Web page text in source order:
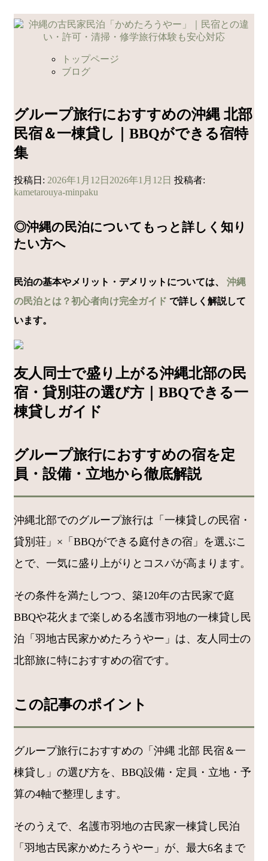
コ
ン
キ
ッ
プ
トップページ
ブログ
グループ旅行におすすめの沖縄 北部
民宿＆一棟貸し｜BBQができる宿特
集
投稿日: 2026年1月12日 2026年1月12日 投稿者:
kametarouya-minpaku
◎沖縄の民泊についてもっと詳しく知り
たい方へ
民泊の基本やメリット・デメリットについては、 沖縄
の民泊とは？初心者向け完全ガイド で詳しく解説して
います。
友人同士で盛り上がる沖縄北部の民
宿・貸別荘の選び方｜BBQできる一
棟貸しガイド
グループ旅行におすすめの宿を定
員・設備・立地から徹底解説
沖縄北部でのグループ旅行は「一棟貸しの民宿・
貸別荘」×「BBQができる庭付きの宿」を選ぶこ
とで、一気に盛り上がりとコスパが高まります。
その条件を満たしつつ、築120年の古民家で庭
BBQや花火まで楽しめる名護市羽地の一棟貸し民
泊「羽地古民家かめたろうやー」は、友人同士の
北部旅に特におすすめの宿です。
この記事のポイント
グループ旅行におすすめの「沖縄 北部 民宿＆一
棟貸し」の選び方を、BBQ設備・定員・立地・予
算の4軸で整理します。
そのうえで、名護市羽地の古民家一棟貸し民泊
「羽地古民家かめたろうやー」が、最大6名まで